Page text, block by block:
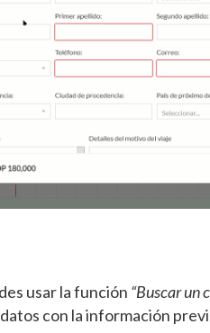
usar la función “Buscar un
con la información